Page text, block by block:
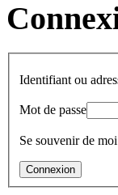
Identifiant ou
Mot de passe
Se souvenir de moi